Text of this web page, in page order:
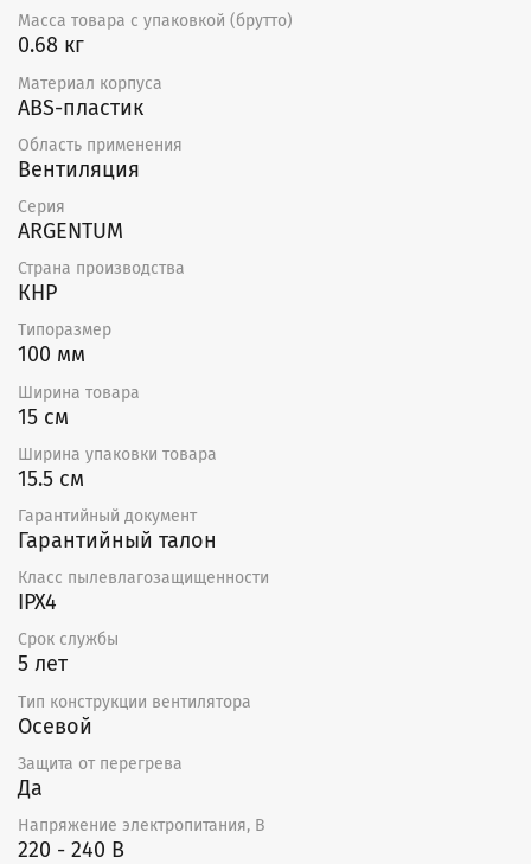
Масса товара с упаковкой (брутто)
0.68 кг
Материал корпуса
ABS-пластик
Область применения
Вентиляция
Серия
ARGENTUM
Страна производства
КНР
Типоразмер
100 мм
Ширина товара
15 см
Ширина упаковки товара
15.5 см
Гарантийный документ
Гарантийный талон
Класс пылевлагозащищенности
IPX4
Срок службы
5 лет
Тип конструкции вентилятора
Осевой
Защита от перегрева
Да
Напряжение электропитания, В
220 - 240 В